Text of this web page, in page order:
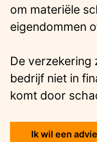
om materiële
eigendommen
De
bedrijf niet in
komt door
Ik wil een